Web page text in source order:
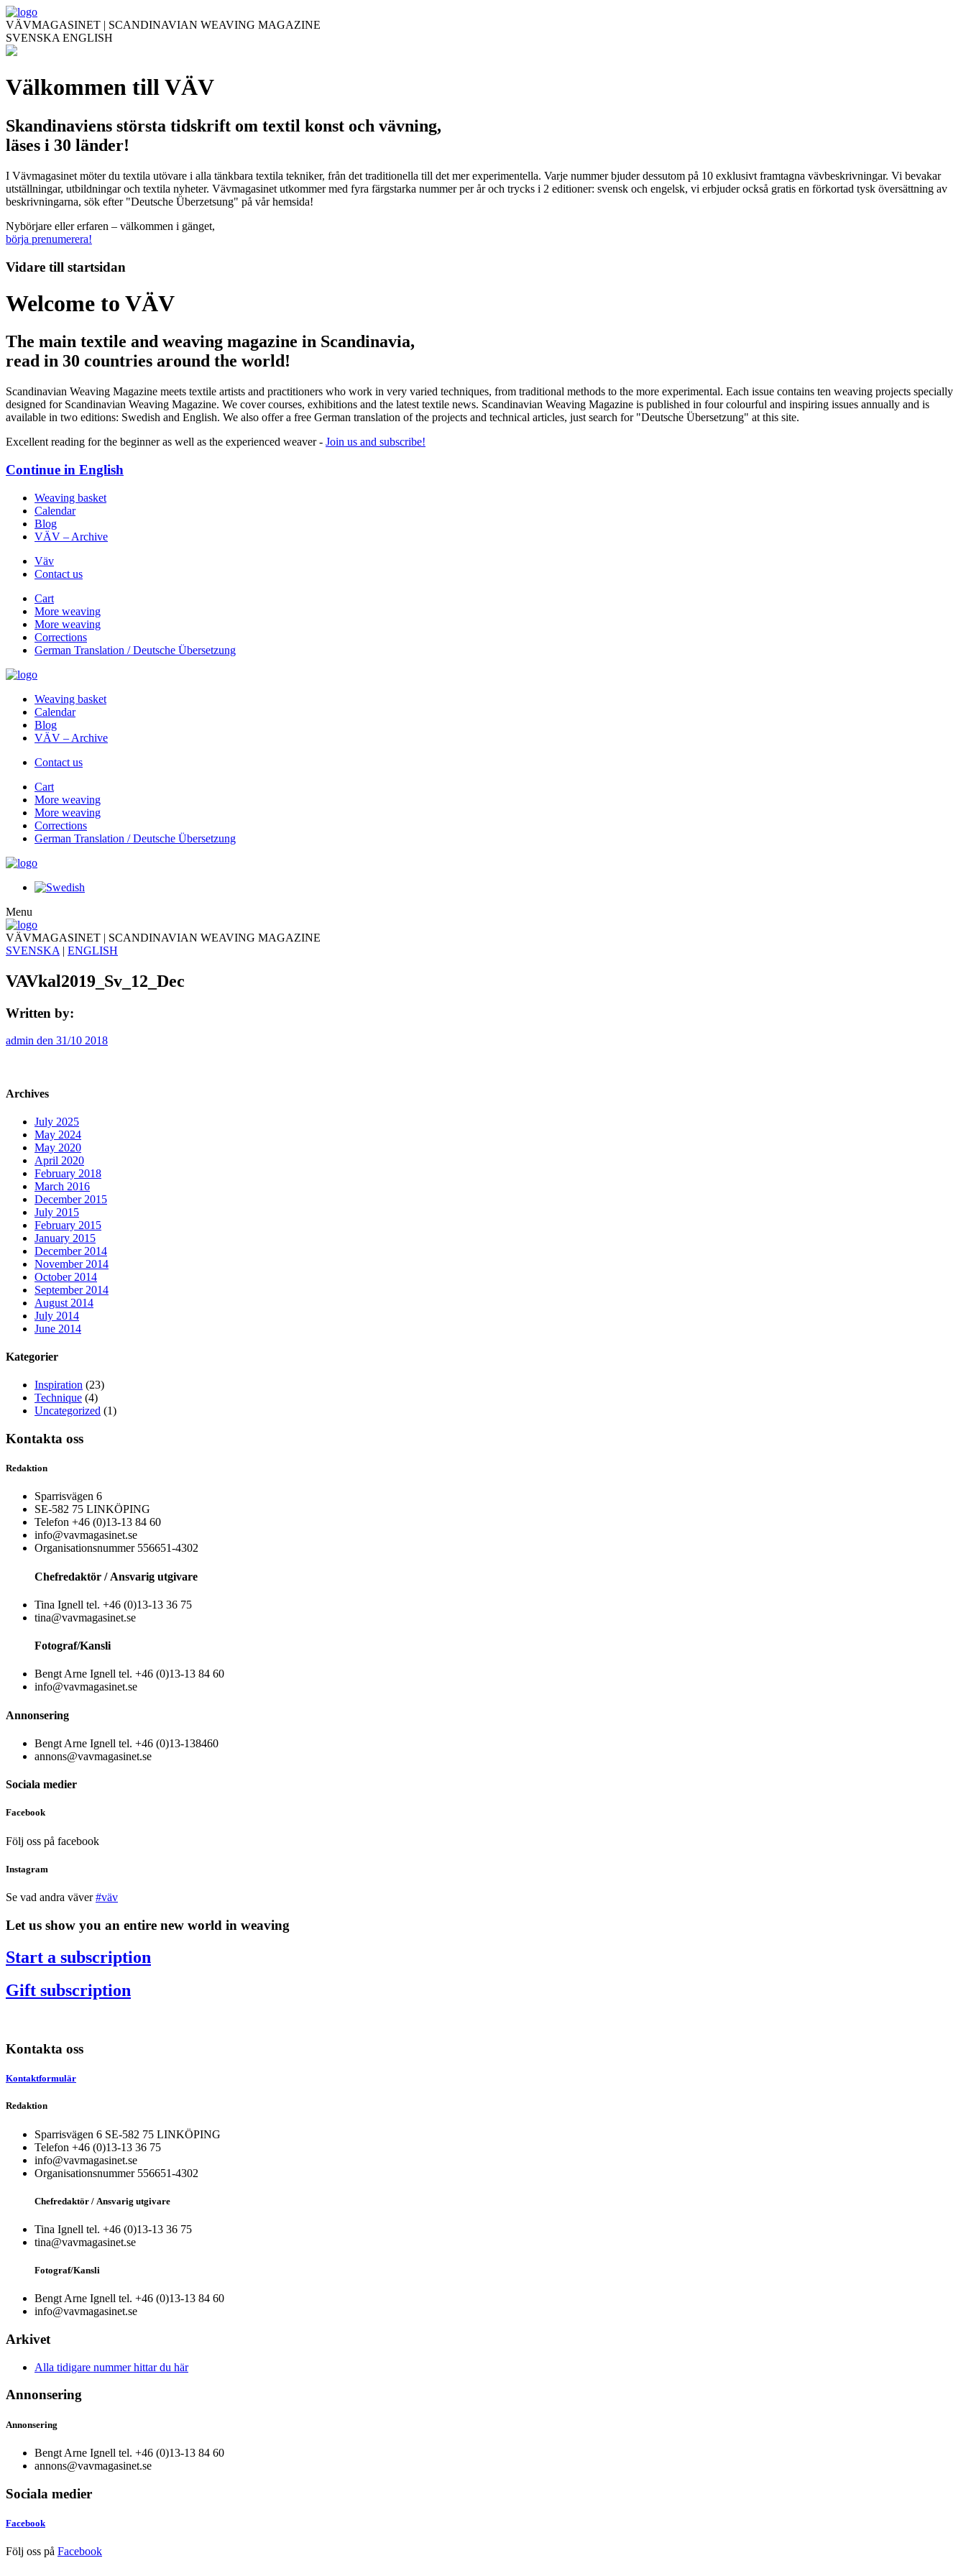
VÄVMAGASINET | SCANDINAVIAN WEAVING MAGAZINE
SVENSKA ENGLISH
Välkommen till VÄV
Skandinaviens största tidskrift om textil konst och vävning,
läses i 30 länder!
I Vävmagasinet möter du textila utövare i alla tänkbara textila tekniker, från det traditionella till det mer experimentella. Varje nummer bjuder dessutom på 10 exklusivt framtagna vävbeskrivningar. Vi bevakar
utställningar, utbildningar och textila nyheter. Vävmagasinet utkommer med fyra färgstarka nummer per år och trycks i 2 editioner: svensk och engelsk, vi erbjuder också gratis en förkortad tysk översättning av
beskrivningarna, sök efter "Deutsche Überzetsung" på vår hemsida!
Nybörjare eller erfaren – välkommen i gänget,
börja prenumerera!
Vidare till startsidan
Welcome to VÄV
The main textile and weaving magazine in Scandinavia,
read in 30 countries around the world!
Scandinavian Weaving Magazine meets textile artists and practitioners who work in very varied techniques, from traditional methods to the more experimental. Each issue contains ten weaving projects specially
designed for Scandinavian Weaving Magazine. We cover courses, exhibitions and the latest textile news. Scandinavian Weaving Magazine is published in four colourful and inspiring issues annually and is
available in two editions: Swedish and English. We also offer a free German translation of the projects and technical articles, just search for "Deutsche Übersetzung" at this site.
Excellent reading for the beginner as well as the experienced weaver - Join us and subscribe!
Continue in English
Weaving basket
Calendar
Blog
VÄV – Archive
Väv
Contact us
Cart
More weaving
More weaving
Corrections
German Translation / Deutsche Übersetzung
Weaving basket
Calendar
Blog
VÄV – Archive
Contact us
Cart
More weaving
More weaving
Corrections
German Translation / Deutsche Übersetzung
Menu
VÄVMAGASINET | SCANDINAVIAN WEAVING MAGAZINE
SVENSKA | ENGLISH
VAVkal2019_Sv_12_Dec
Written by:
admin den 31/10 2018
Archives
July 2025
May 2024
May 2020
April 2020
February 2018
March 2016
December 2015
July 2015
February 2015
January 2015
December 2014
November 2014
October 2014
September 2014
August 2014
July 2014
June 2014
Kategorier
Inspiration (23)
Technique (4)
Uncategorized (1)
Kontakta oss
Redaktion
Sparrisvägen 6
SE-582 75 LINKÖPING
Telefon +46 (0)13-13 84 60
info@vavmagasinet.se
Organisationsnummer 556651-4302
Chefredaktör / Ansvarig utgivare
Tina Ignell tel. +46 (0)13-13 36 75
tina@vavmagasinet.se
Fotograf/Kansli
Bengt Arne Ignell tel. +46 (0)13-13 84 60
info@vavmagasinet.se
Annonsering
Bengt Arne Ignell tel. +46 (0)13-138460
annons@vavmagasinet.se
Sociala medier
Facebook
Följ oss på facebook
Instagram
Se vad andra väver#väv
Let us show you an entire new world in weaving
Start a subscription
Gift subscription
Kontakta oss
Kontaktformulär
Redaktion
Sparrisvägen 6 SE-582 75 LINKÖPING
Telefon +46 (0)13-13 36 75
info@vavmagasinet.se
Organisationsnummer 556651-4302
Chefredaktör / Ansvarig utgivare
Tina Ignell tel. +46 (0)13-13 36 75
tina@vavmagasinet.se
Fotograf/Kansli
Bengt Arne Ignell tel. +46 (0)13-13 84 60
info@vavmagasinet.se
Arkivet
Alla tidigare nummer hittar du här
Annonsering
Annonsering
Bengt Arne Ignell tel. +46 (0)13-13 84 60
annons@vavmagasinet.se
Sociala medier
Facebook
Följ oss på Facebook